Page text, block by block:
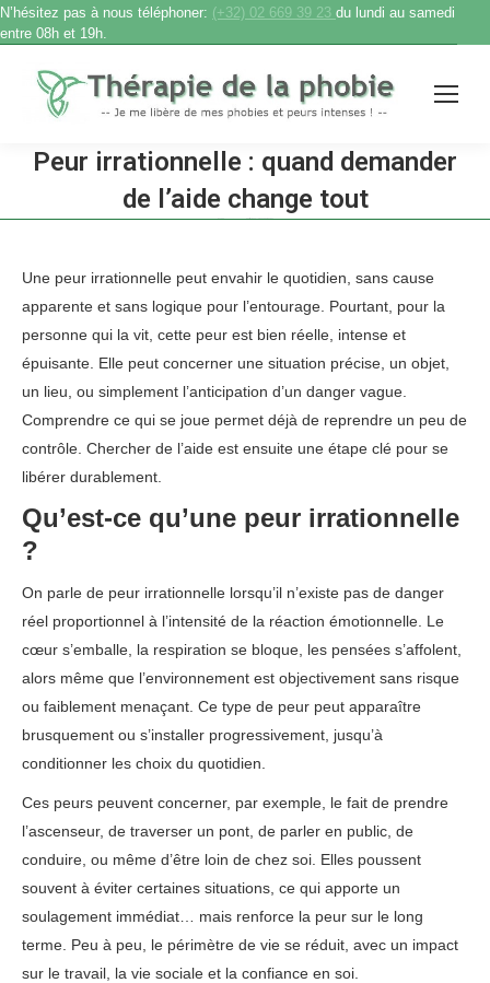
N’hésitez pas à nous téléphoner: (+32) 02 669 39 23 du lundi au samedi
entre 08h et 19h.
Peur irrationnelle : quand demander
de l’aide change tout
Une peur irrationnelle peut envahir le quotidien, sans cause
apparente et sans logique pour l’entourage. Pourtant, pour la
personne qui la vit, cette peur est bien réelle, intense et
épuisante. Elle peut concerner une situation précise, un objet,
un lieu, ou simplement l’anticipation d’un danger vague.
Comprendre ce qui se joue permet déjà de reprendre un peu de
contrôle. Chercher de l’aide est ensuite une étape clé pour se
libérer durablement.
Qu’est-ce qu’une peur irrationnelle
?
On parle de peur irrationnelle lorsqu’il n’existe pas de danger
réel proportionnel à l’intensité de la réaction émotionnelle. Le
cœur s’emballe, la respiration se bloque, les pensées s’affolent,
alors même que l’environnement est objectivement sans risque
ou faiblement menaçant. Ce type de peur peut apparaître
brusquement ou s’installer progressivement, jusqu’à
conditionner les choix du quotidien.
Ces peurs peuvent concerner, par exemple, le fait de prendre
l’ascenseur, de traverser un pont, de parler en public, de
conduire, ou même d’être loin de chez soi. Elles poussent
souvent à éviter certaines situations, ce qui apporte un
soulagement immédiat… mais renforce la peur sur le long
terme. Peu à peu, le périmètre de vie se réduit, avec un impact
sur le travail, la vie sociale et la confiance en soi.